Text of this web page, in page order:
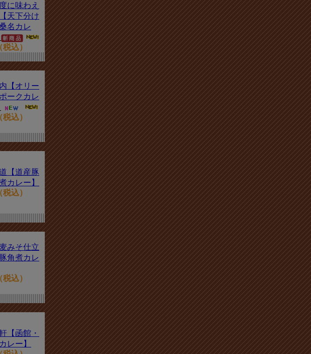
に味わえ
天下分け
名カレ
込）
【オリー
ークカレ
込）
【道産豚
カレー】
込）
みそ仕立
角煮カレ
込）
【函館・
レー】